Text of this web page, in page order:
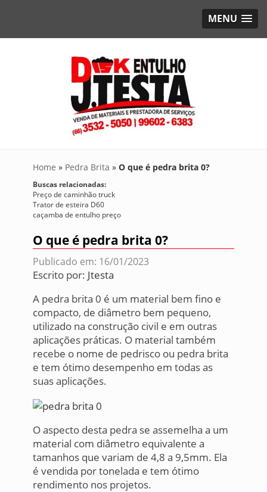
MENU
Home » Pedra Brita » O que é pedra brita 0?
Buscas relacionadas:
Preço de caminhão truck
Trator de esteira D60
caçamba de entulho preço
O que é pedra brita 0?
Publicado em: 16/01/2023
Escrito por: Jtesta
A pedra brita 0 é um material bem fino e
compacto, de diâmetro bem pequeno,
utilizado na construção civil e em outras
aplicações práticas. O material também
recebe o nome de pedrisco ou pedra brita
e tem ótimo desempenho em todas as
suas aplicações.
O aspecto desta pedra se assemelha a um
material com diâmetro equivalente a
tamanhos que variam de 4,8 a 9,5mm. Ela
é vendida por tonelada e tem ótimo
rendimento nos projetos.